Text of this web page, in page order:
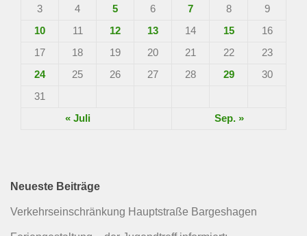
3
4 5 6 7 8
9
10
11 12 13 14 15
16
17
18 19 20 21 22
23
24
25 26 27 28 29
30
31
« Juli
Sep. »
Neueste Beiträge
Verkehrseinschränkung Hauptstraße Bargeshagen